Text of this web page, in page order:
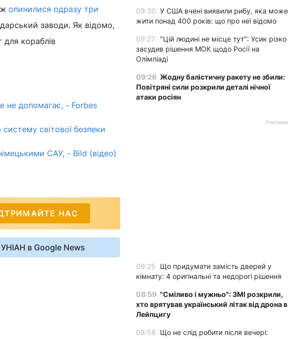
опинилися одразу три
заводи. Як відомо,
кораблів
не допомагає, - Forbes
світової безпеки
САУ, - Bild (відео)
НАС
УНІАН в Google News
09:30 У США вчені виявили рибу, яка може
жити понад 400 років: що про неї відомо
09:27
"Цій людині не місце тут": Усик різко
засудив рішення МОК щодо Росії на
Олімпіаді
09:26 Жодну балістичну ракету не збили:
Повітряні сили розкрили деталі нічної
атаки росіян
Реклама
09:25
Що придумати замість дверей у
кімнату: 4 оригінальні та недорогі рішення
08:59 "Сміливо і мужньо": ЗМІ розкрили,
хто врятував український літак від дрона в
Лейпцигу
08:58 Що не слід робити після вечері: